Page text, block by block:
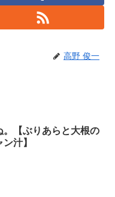
高野 俊一
。【ぶりあらと大根の
汁】